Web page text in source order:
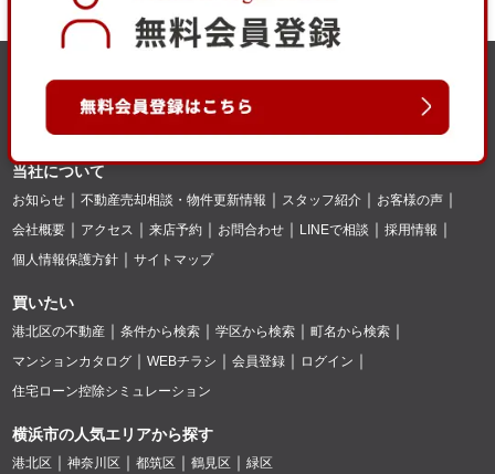
当社について
お知らせ 不動産売却相談・物件更新情報 スタッフ紹介
お客様の声
会社概要
アクセス 来店予約 お問合わせ LINEで相談
採用情報
個人情報保護方針
サイトマップ
買いたい
港北区の不動産 条件から検索 学区から検索
町名から検索
マンションカタログ
WEBチラシ 会員登録
ログイン
住宅ローン控除シミュレーション
横浜市の人気エリアから探す
港北区 神奈川区 都筑区 鶴見区 緑区